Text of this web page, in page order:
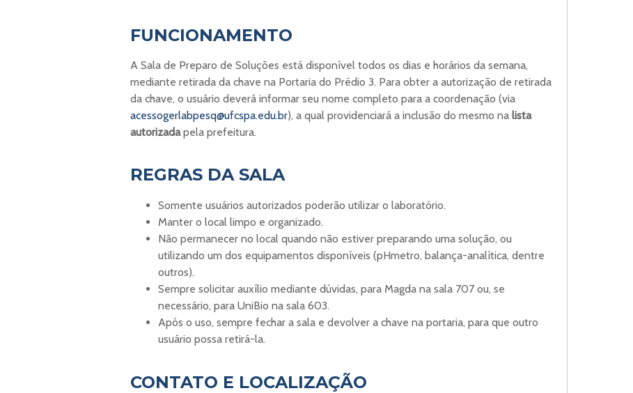
FUNCIONAMENTO
A Sala de Preparo de Soluções está disponível todos os dias e horários da semana,
mediante retirada da chave na Portaria do Prédio 3. Para obter a autorização de retirada
da chave, o usuário deverá informar seu nome completo para a coordenação (via
acessogerlabpesq@ufcspa.edu.br), a qual providenciará a inclusão do mesmo na lista
autorizadapela prefeitura.
REGRAS DA SALA
Somente usuários autorizados poderão utilizar o laboratório.
Manter o local limpo e organizado.
Não permanecer no local quando não estiver preparando uma solução, ou
utilizando um dos equipamentos disponíveis (pHmetro, balança-analítica, dentre
outros).
Sempre solicitar auxílio mediante dúvidas, para Magda na sala 707 ou, se
necessário, para UniBio na sala 603.
Após o uso, sempre fechar a sala e devolver a chave na portaria, para que outro
usuário possa retirá-la.
CONTATO E LOCALIZAÇÃO